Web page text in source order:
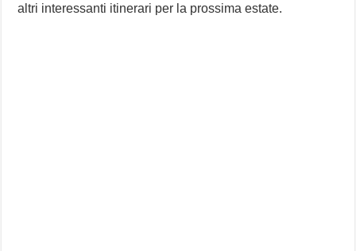
altri interessanti itinerari per la prossima estate.